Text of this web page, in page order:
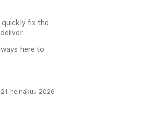
quickly fix the
here to
21. heinäkuu 2026